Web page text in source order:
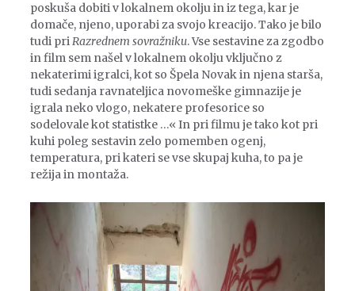
poskuša dobiti v lokalnem okolju in iz tega, kar je
domače, njeno, uporabi za svojo kreacijo. Tako je bilo
tudi priRazrednem sovražniku. Vse sestavine za zgodbo
in film sem našel v lokalnem okolju vključno z
nekaterimi igralci, kot so Špela Novak in njena starša,
tudi sedanja ravnateljica novomeške gimnazije je
igrala neko vlogo, nekatere profesorice so
sodelovale kot statistke …« In pri filmu je tako kot pri
kuhi poleg sestavin zelo pomemben ogenj,
temperatura, pri kateri se vse skupaj kuha, to pa je
režija in montaža.